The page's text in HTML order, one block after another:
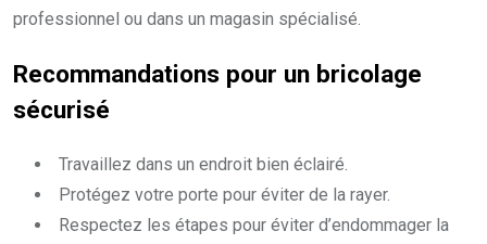
professionnel ou dans un magasin spécialisé.
Recommandations pour un bricolage
sécurisé
Travaillez dans un endroit bien éclairé.
Protégez votre porte pour éviter de la rayer.
Respectez les étapes pour éviter d’endommager la